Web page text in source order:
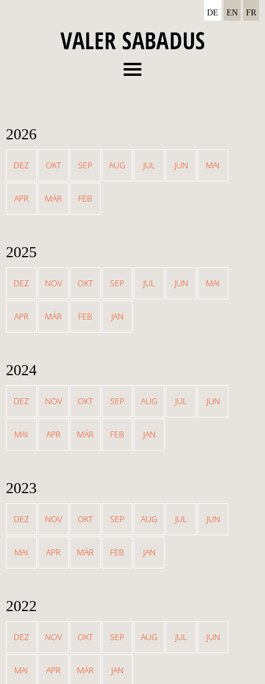
News
Media
DE EN FR
2026
DEZ OKT SEP AUG JUL JUN MAI
APR MÄR FEB
2025
DEZ NOV OKT SEP JUL JUN MAI
APR MÄR FEB JAN
2024
DEZ NOV OKT SEP AUG JUL JUN
MAI APR MÄR FEB JAN
2023
DEZ NOV OKT SEP AUG JUL JUN
MAI APR MÄR FEB JAN
2022
DEZ NOV OKT SEP AUG JUL JUN
MAI APR MÄR JAN